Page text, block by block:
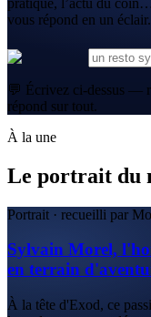
vous répond en un éclair.
💬 Écrivez ci-dessus —
répond sur tout.
À la une
Le portrait du
Portrait · recueilli par
Sylvain Morel,
en terrain
À la tête d'Exod, ce